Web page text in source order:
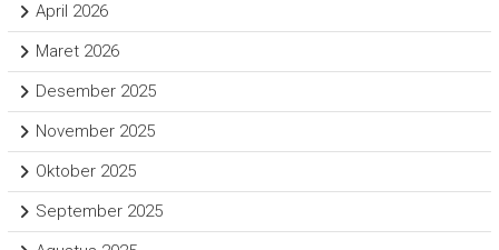
April 2026
Maret 2026
Desember 2025
November 2025
Oktober 2025
September 2025